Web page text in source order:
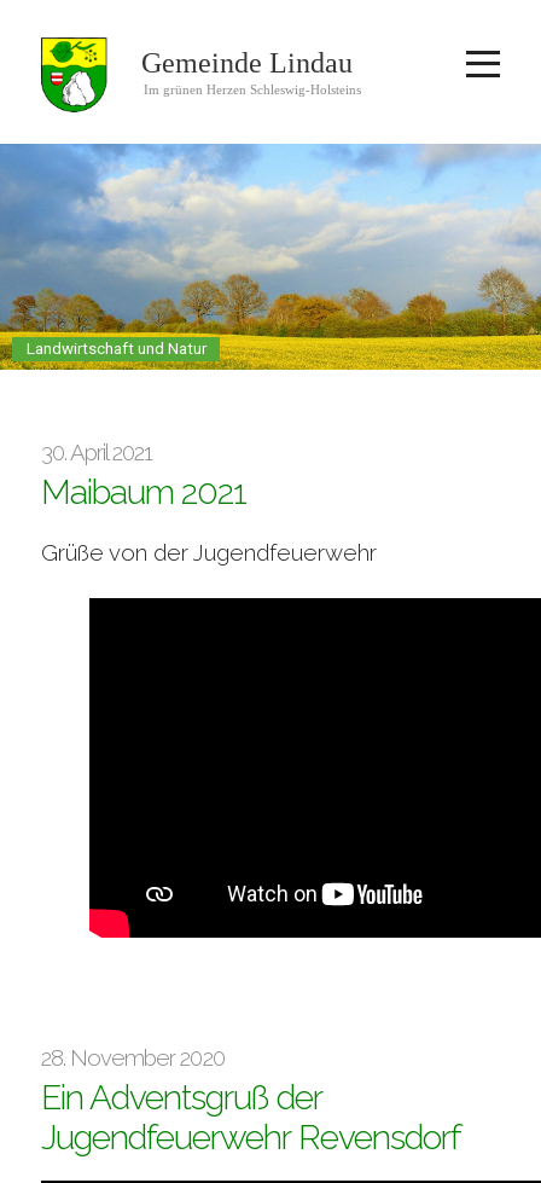
Landwirtschaft und Natur
30. April 2021
Maibaum 2021
Grüße von der Jugendfeuerwehr
28. November 2020
Ein Adventsgruß der
Jugendfeuerwehr Revensdorf